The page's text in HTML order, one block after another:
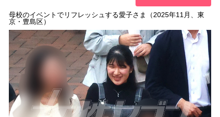
母校のイベントでリフレッシュする愛子さま（2025年11月、東
京・豊島区）